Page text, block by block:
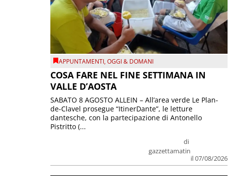
APPUNTAMENTI,OGGI & DOMANI
COSA FARE NEL FINE SETTIMANA IN
VALLE D’AOSTA
di
gazzettamatin
il 07/08/2026
SABATO 8 AGOSTO ALLEIN – All’area verde Le Plan-
de-Clavel prosegue “ItinerDante”, le letture
dantesche, con la partecipazione di Antonello
Pistritto (...